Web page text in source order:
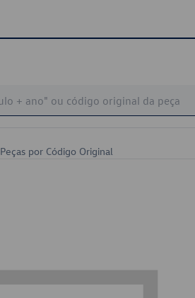
Peças por Código Original